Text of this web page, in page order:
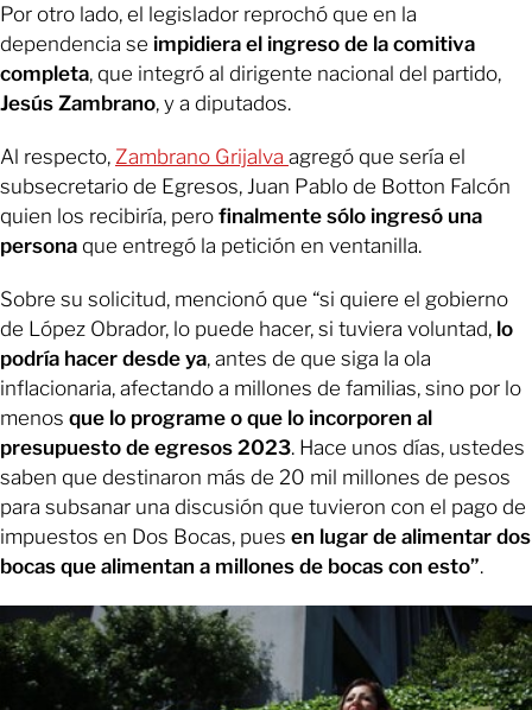
Por otro lado, el legislador reprochó que en la
dependencia se impidiera el ingreso de la comitiva
completa, que integró al dirigente nacional del partido,
Jesús Zambrano, y a diputados.
Al respecto, Zambrano Grijalva agregó que sería el
subsecretario de Egresos, Juan Pablo de Botton Falcón
quien los recibiría, pero finalmente sólo ingresó una
persona que entregó la petición en ventanilla.
Sobre su solicitud, mencionó que “si quiere el gobierno
de López Obrador, lo puede hacer, si tuviera voluntad, lo
podría hacer desde ya, antes de que siga la ola
inflacionaria, afectando a millones de familias, sino por lo
menos que lo programe o que lo incorporen al
presupuesto de egresos 2023. Hace unos días, ustedes
saben que destinaron más de 20 mil millones de pesos
para subsanar una discusión que tuvieron con el pago de
impuestos en Dos Bocas, pues en lugar de alimentar dos
bocas que alimentan a millones de bocas con esto”.